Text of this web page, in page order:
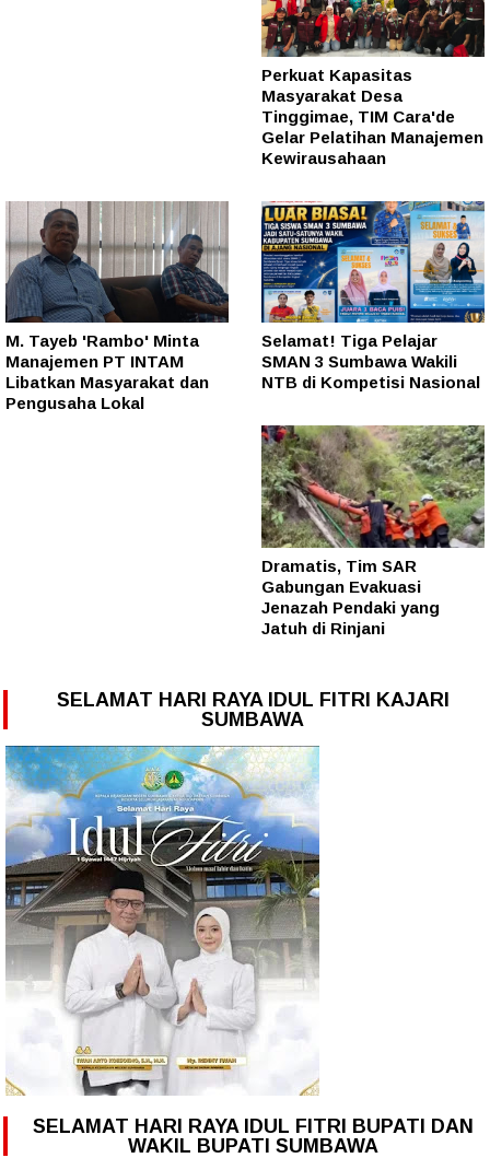
Perkuat Kapasitas
Masyarakat Desa
Tinggimae, TIM Cara'de
Gelar Pelatihan Manajemen
Kewirausahaan
M. Tayeb 'Rambo' Minta
Manajemen PT INTAM
Libatkan Masyarakat dan
Pengusaha Lokal
Selamat! Tiga Pelajar
SMAN 3 Sumbawa Wakili
NTB di Kompetisi Nasional
Dramatis, Tim SAR
Gabungan Evakuasi
Jenazah Pendaki yang
Jatuh di Rinjani
SELAMAT HARI RAYA IDUL FITRI KAJARI
SUMBAWA
SELAMAT HARI RAYA IDUL FITRI BUPATI DAN
WAKIL BUPATI SUMBAWA